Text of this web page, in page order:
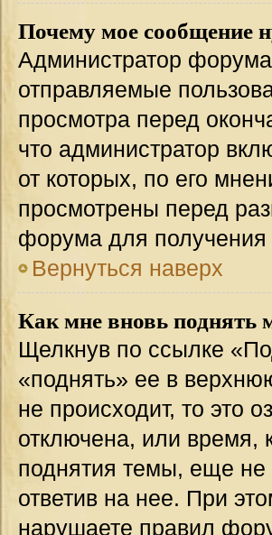
Почему мое сообщение
Администратор
отправляемые
просмотра перед
что администратор
от которых, по его
просмотрены перед
форума для
Вернуться наверх
Как мне вновь поднять
Щелкнув по ссылке
«поднять» ее в
не происходит, то это
отключена, или время,
поднятия темы, еще
ответив на нее. При
нарушаете правил